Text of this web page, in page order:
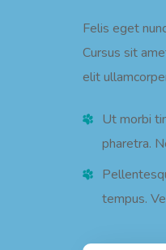
Felis eget
Cursus sit
elit
Ut morbi
pharetra.
tempus.